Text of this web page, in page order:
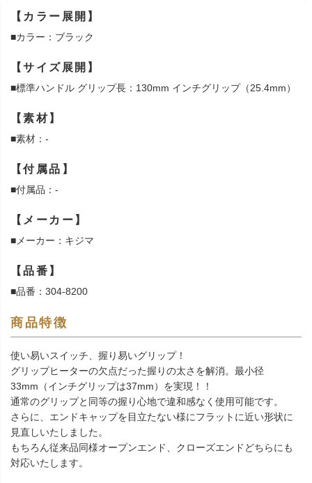
【カラー展開】
■カラー：ブラック
【サイズ展開】
■標準ハンドル グリップ長：130mm インチグリップ（25.4mm）
【素材】
■素材：-
【付属品】
■付属品：-
【メーカー】
■メーカー：キジマ
【品番】
■品番：304-8200
商品特徴
使い易いスイッチ、握り易いグリップ！
グリップヒーターの欠点だった握りの太さを解消。最小径
33mm（インチグリップは37mm）を実現！！
通常のグリップと同等の握り心地で違和感なく使用可能です。
さらに、エンドキャップを目立たない様にフラットに近い形状に
見直しいたしました。
もちろん従来品同様オープンエンド、クローズエンドどちらにも
対応いたします。